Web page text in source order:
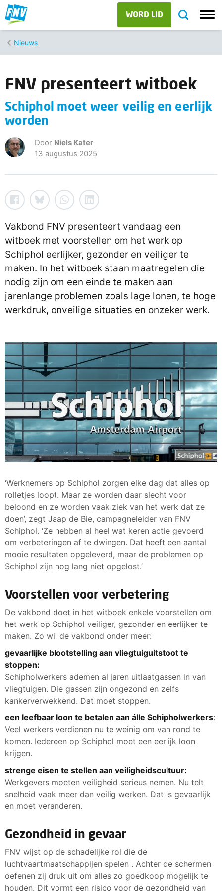
WORD LID
Nieuws
FNV presenteert witboek
Schiphol moet weer veilig en eerlijk
worden
Door Niels Kater
13 augustus 2025
Vakbond FNV presenteert vandaag een
witboek met voorstellen om het werk op
Schiphol eerlijker, gezonder en veiliger te
maken. In het witboek staan maatregelen die
nodig zijn om een einde te maken aan
jarenlange problemen zoals lage lonen, te hoge
werkdruk, onveilige situaties en onzeker werk.
‘Werknemers op Schiphol zorgen elke dag dat alles op
rolletjes loopt. Maar ze worden daar slecht voor
beloond en ze worden vaak ziek van het werk dat ze
doen’, zegt Jaap de Bie, campagneleider van FNV
Schiphol. ‘Ze hebben al heel wat keren actie gevoerd
om verbeteringen af te dwingen. Dat heeft een aantal
mooie resultaten opgeleverd, maar de problemen op
Schiphol zijn nog lang niet opgelost.’
Voorstellen voor verbetering
De vakbond doet in het witboek enkele voorstellen om
het werk op Schiphol veiliger, gezonder en eerlijker te
maken. Zo wil de vakbond onder meer:
gevaarlijke blootstelling aan vliegtuiguitstoot te
stoppen:
Schipholwerkers ademen al jaren uitlaatgassen in van
vliegtuigen. Die gassen zijn ongezond en zelfs
kankerverwekkend. Dat moet stoppen.
een leefbaar loon te betalen aan álle Schipholwerkers:
Veel werkers verdienen nu te weinig om van rond te
komen. Iedereen op Schiphol moet een eerlijk loon
krijgen.
strenge eisen te stellen aan veiligheidscultuur:
Werkgevers moeten veiligheid serieus nemen. Nu telt
snelheid vaak meer dan veilig werken. Dat is gevaarlijk
en moet veranderen.
Gezondheid in gevaar
FNV wijst op de schadelijke rol die de
luchtvaartmaatschappijen spelen . Achter de schermen
oefenen zij druk uit om alles zo goedkoop mogelijk te
houden. Dit vormt een risico voor de gezondheid van